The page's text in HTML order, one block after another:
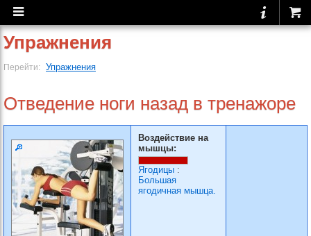
Упражнения
Перейти: Упражнения
Отведение ноги назад в тренажоре
Воздействие на
мышцы:
Ягодицы :
Большая
ягодичная мышца.